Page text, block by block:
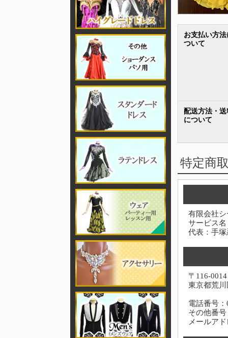
お支払い方法
ついて
配送方法・送
について
特定商
有限会社シ
サービス
代表：手塚
〒116-0014
東京都荒
電話番号
その他番
メールア